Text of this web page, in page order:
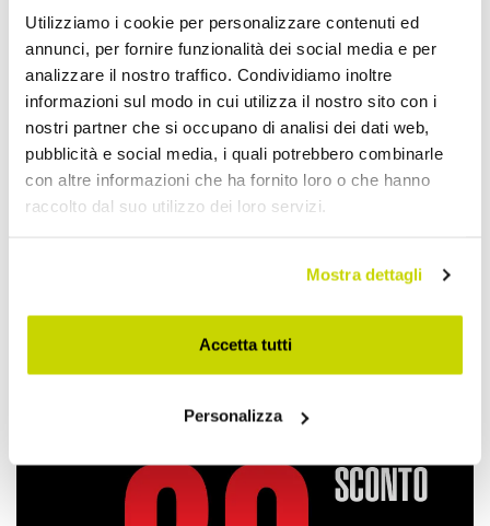
Utilizziamo i cookie per personalizzare contenuti ed
annunci, per fornire funzionalità dei social media e per
analizzare il nostro traffico. Condividiamo inoltre
informazioni sul modo in cui utilizza il nostro sito con i
nostri partner che si occupano di analisi dei dati web,
pubblicità e social media, i quali potrebbero combinarle
con altre informazioni che ha fornito loro o che hanno
raccolto dal suo utilizzo dei loro servizi.
Mostra dettagli
Accetta tutti
Personalizza
Devi accedere per poter scrivere la tua opinione.
Aggiungi alla Wish List